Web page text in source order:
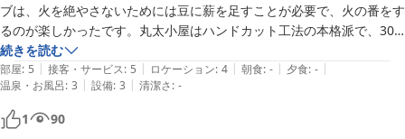
ブは、火を絶やさないためには豆に薪を足すことが必要で、火の番をす
るのが楽しかったです。丸太小屋はハンドカット工法の本格派で、30
年ほど前にカナダで一度組み立てて、解体して日本に運び、再組立てを
したものだとオーナーさんに教えていただきました。部屋の構造はシン
プルでそこがまた良かったです。でも、キッチンは使いやすい対面キッ
チンで電化製品がすべてそろっていて良かったです。ないものと言った
らジューサーミキサーですかね(笑)。布団はとても軽くて暖かい羽毛布
続きを読む
部屋: 5 | 接客・サービス: 5 | ロケーション: 4 | 朝食: - | 夕食: - |
温泉・お風呂: 3 | 設備: 3 | 清潔さ: -
1 90